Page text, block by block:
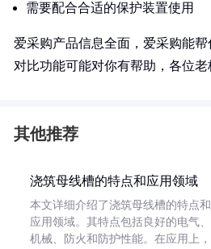
需要配合合适的保护装置使用
爱采购产品信息全面，爱采购能
对比功能可能对你有帮助，各位老
其他推荐
浇筑母线槽的特点和应用领域
本文详细介绍了浇筑母线槽的特点和
应用领域。其特点包括良好的电气、
机械、防火和防护性能。在应用上，